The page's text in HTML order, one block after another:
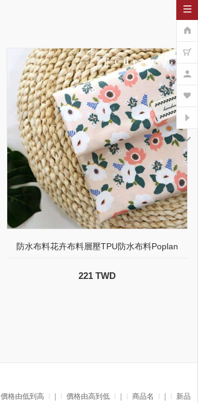
防水布料花卉布料層壓TPU防水布料Poplan
221 TWD
價格由低到高 價格由高到低 商品名 新品